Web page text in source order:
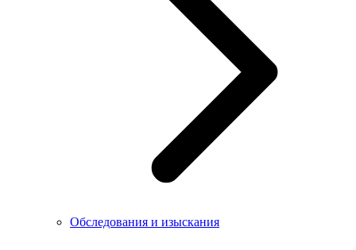
Обследования и изыскания